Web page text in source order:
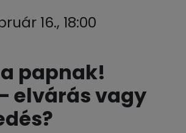
16., 18:00
papnak!
elvárás vagy